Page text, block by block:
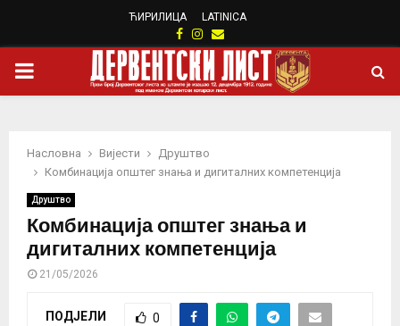
ЋИРИЛИЦА LATINICA
Facebook
Instagram
Email
PRIMARY
Насловна Вијести
Друштво
Комбинација општег знања и дигиталних компетенција
Друштво
Комбинација општег знања и
дигиталних компетенција
21/05/2026
ПОДЈЕЛИ 0